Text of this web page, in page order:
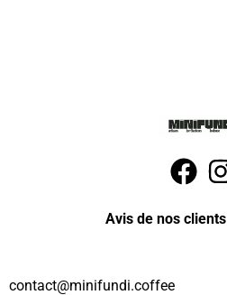
Avis de nos clients
contact@minifundi.coffee